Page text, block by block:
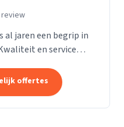
review
al jaren een begrip in
en service
klanten. Of het nu...
offertes